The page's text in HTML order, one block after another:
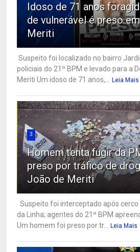
Idoso de 71 anos
de vulnerável é preso
Meriti
Suspeito foi localizado no bairro
policiais do 21º BPM e levado para a
Meriti Um idoso de 71 anos,... Leia Mais
3
Homem tenta fugir da
preso por tráfico de
João de Meriti
Suspeito foi interceptado após
da Linha; agentes do 21º BPM
Um homem foi preso por tr... Leia Mais